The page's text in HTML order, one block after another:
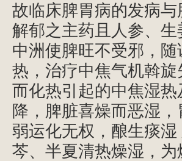
故临床脾胃病的发病
解郁之主药且人参、
中洲使脾旺不受邪，
热，治疗中焦气机斡
而化热引起的中焦湿
降，脾脏喜燥而恶湿
弱运化无权，酿生痰湿
芩、半夏清热燥湿，